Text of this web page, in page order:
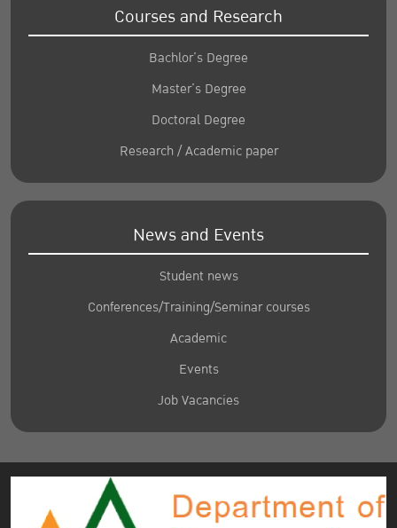
Courses and Research
Bachlor’s Degree
Master’s Degree
Doctoral Degree
Research / Academic paper
News and Events
Student news
Conferences/Training/Seminar courses
Academic
Events
Job Vacancies